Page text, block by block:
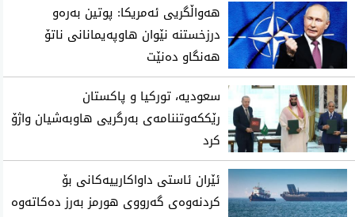
هەواڵگریی ئەمریکا: پوتین بەرەو
درزخستنە نێوان هاوپەیمانانی ناتۆ
هەنگاو دەنێت
سعودیه‌، توركیا و پاكستان
رێككه‌وتننامه‌ی به‌رگریی هاوبه‌شیان واژۆ
كرد
ئێران ئاستی‌ داواكارییه‌كانی‌ بۆ
كردنه‌وه‌ی‌ گه‌رووی هورمز به‌رز ده‌كاته‌وه‌